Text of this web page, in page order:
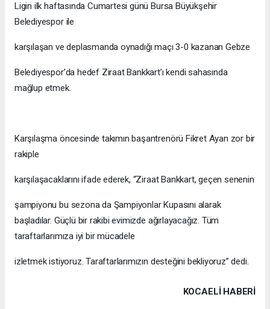
Ligin ilk haftasında Cumartesi günü Bursa Büyükşehir
Belediyespor ile
karşılaşan ve deplasmanda oynadığı maçı 3-0 kazanan Gebze
Belediyespor’da hedef Ziraat Bankkart’ı kendi sahasında
mağlup etmek.
Karşılaşma öncesinde takımın başantrenörü Fikret Ayan zor bir
rakiple
karşılaşacaklarını ifade ederek, “Ziraat Bankkart, geçen senenin
şampiyonu bu sezona da Şampiyonlar Kupasını alarak
başladılar. Güçlü bir rakibi evimizde ağırlayacağız. Tüm
taraftarlarımıza iyi bir mücadele
izletmek istiyoruz. Taraftarlarımızın desteğini bekliyoruz” dedi.
KOCAELI HABERİ